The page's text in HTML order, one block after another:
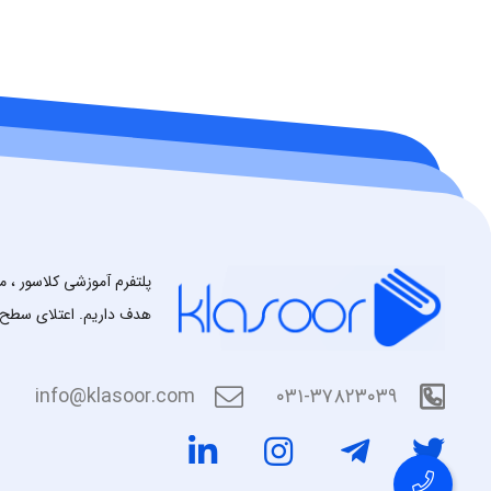
پلتفرم آموزشی کلاسور
هدف داریم. اعتلای
۰۳۱-۳۷۸۲۳۰۳۹ info@klasoor.com